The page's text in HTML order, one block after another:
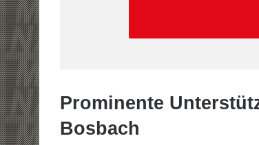
Prominente
Bosbach